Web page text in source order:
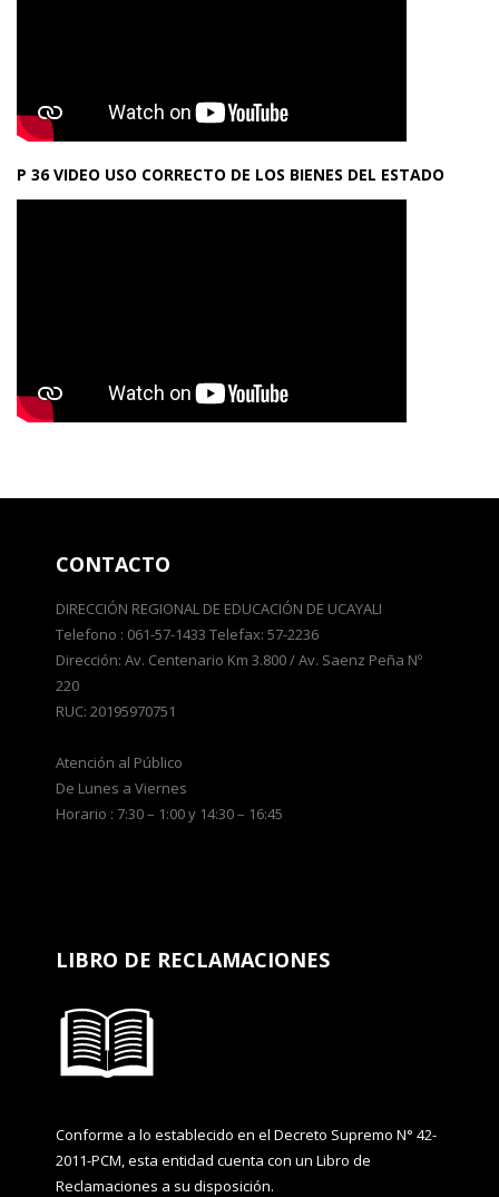
P 36 VIDEO USO CORRECTO DE LOS BIENES DEL ESTADO
CONTACTO
DIRECCIÓN REGIONAL DE EDUCACIÓN DE UCAYALI
Telefono : 061-57-1433 Telefax: 57-2236
Dirección: Av. Centenario Km 3.800 / Av. Saenz Peña Nº
220
RUC: 20195970751
Atención al Público
De Lunes a Viernes
Horario : 7:30 – 1:00 y 14:30 – 16:45
LIBRO DE RECLAMACIONES
Conforme a lo establecido en el Decreto Supremo N° 42-
2011-PCM, esta entidad cuenta con un Libro de
Reclamaciones a su disposición.